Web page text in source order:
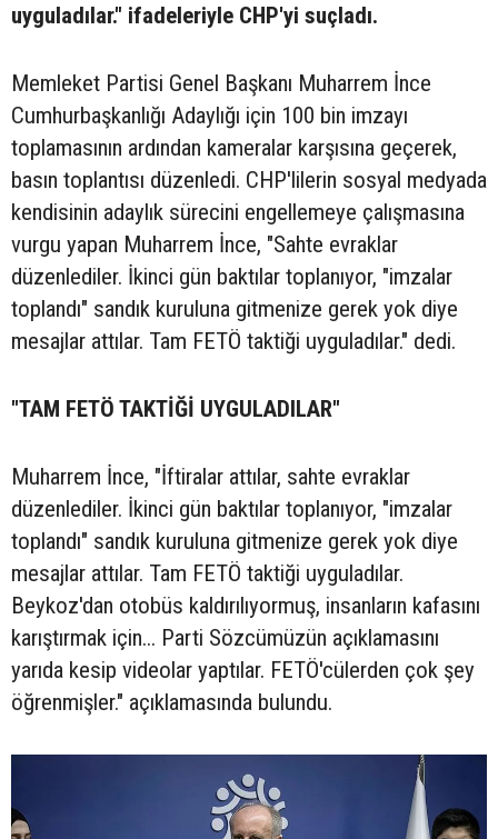
uyguladılar." ifadeleriyle CHP'yi suçladı.
Memleket Partisi Genel Başkanı Muharrem İnce
Cumhurbaşkanlığı Adaylığı için 100 bin imzayı
toplamasının ardından kameralar karşısına geçerek,
basın toplantısı düzenledi. CHP'lilerin sosyal medyada
kendisinin adaylık sürecini engellemeye çalışmasına
vurgu yapan Muharrem İnce, "Sahte evraklar
düzenlediler. İkinci gün baktılar toplanıyor, "imzalar
toplandı" sandık kuruluna gitmenize gerek yok diye
mesajlar attılar. Tam FETÖ taktiği uyguladılar." dedi.
"TAM FETÖ TAKTİĞİ UYGULADILAR"
Muharrem İnce, "İftiralar attılar, sahte evraklar
düzenlediler. İkinci gün baktılar toplanıyor, "imzalar
toplandı" sandık kuruluna gitmenize gerek yok diye
mesajlar attılar. Tam FETÖ taktiği uyguladılar.
Beykoz'dan otobüs kaldırılıyormuş, insanların kafasını
karıştırmak için... Parti Sözcümüzün açıklamasını
yarıda kesip videolar yaptılar. FETÖ'cülerden çok şey
öğrenmişler." açıklamasında bulundu.